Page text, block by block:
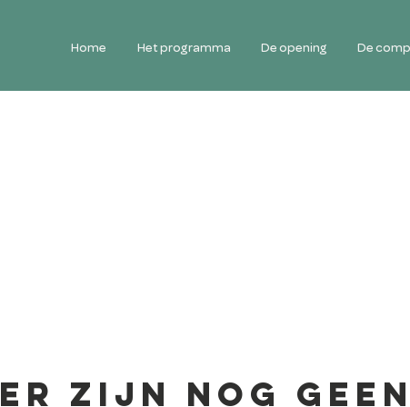
Home Het programma De opening De
Er zijn nog geen